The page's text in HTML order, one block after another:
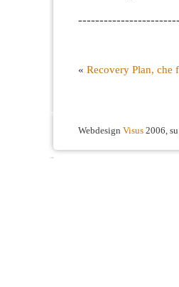
« Recovery Plan, che
Webdesign Visus 2006,